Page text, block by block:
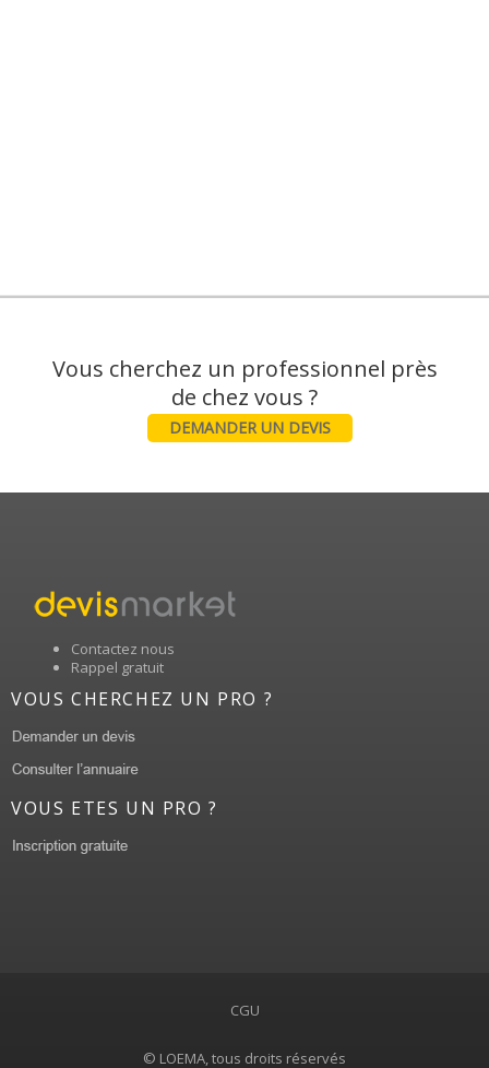
Vous cherchez un professionnel près
DEMANDER UN DEVIS
Contactez nous
Rappel gratuit
VOUS CHERCHEZ UN PRO ?
VOUS ETES UN PRO ?
CGU
© LOEMA, tous droits réservés